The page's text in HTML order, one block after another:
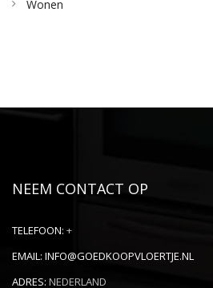
Wonen
NEEM CONTACT OP
TELEFOON: +
EMAIL: INFO@GOEDKOOPVLOERTJE.NL
ADRES: NEDERLAND